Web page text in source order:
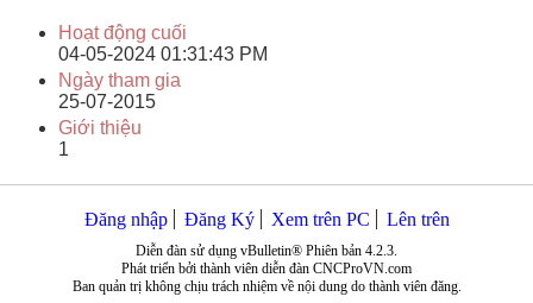
Hoạt động cuối
04-05-2024 01:31:43 PM
Ngày tham gia
25-07-2015
Giới thiệu
1
Đăng nhập Đăng Ký Xem trên PC Lên trên
Diễn đàn sử dụng vBulletin® Phiên bản 4.2.3.
Phát triển bởi thành viên diễn đàn CNCProVN.com
Ban quản trị không chịu trách nhiệm về nội dung do thành viên đăng.